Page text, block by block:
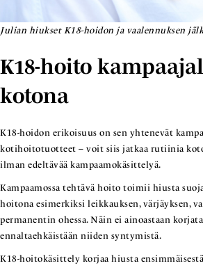
Julian hiukset K18-hoidon ja vaalennuksen
K18-hoito
kotona
K18-hoidon erikoisuus on sen yhtenevät
kotihoitotuotteet – voit siis jatkaa rutiinia
ilman edeltävää kampaamokäsittelyä.
Kampaamossa tehtävä hoito toimii hiusta
hoitona esimerkiksi leikkauksen, värjäyksen,
permanentin ohessa. Näin ei ainoastaan
ennaltaehkäistään niiden syntymistä.
K18-hoitokäsittely korjaa hiusta